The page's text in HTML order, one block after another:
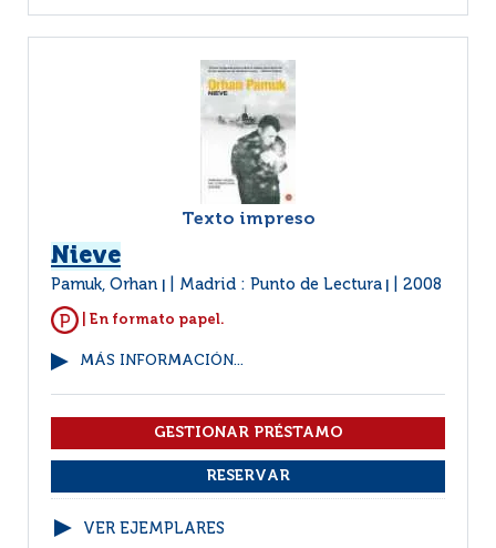
Texto impreso
Nieve
Pamuk, Orhan Madrid : Punto de Lectura 2008
| En formato papel.
MÁS INFORMACIÓN...
VER EJEMPLARES